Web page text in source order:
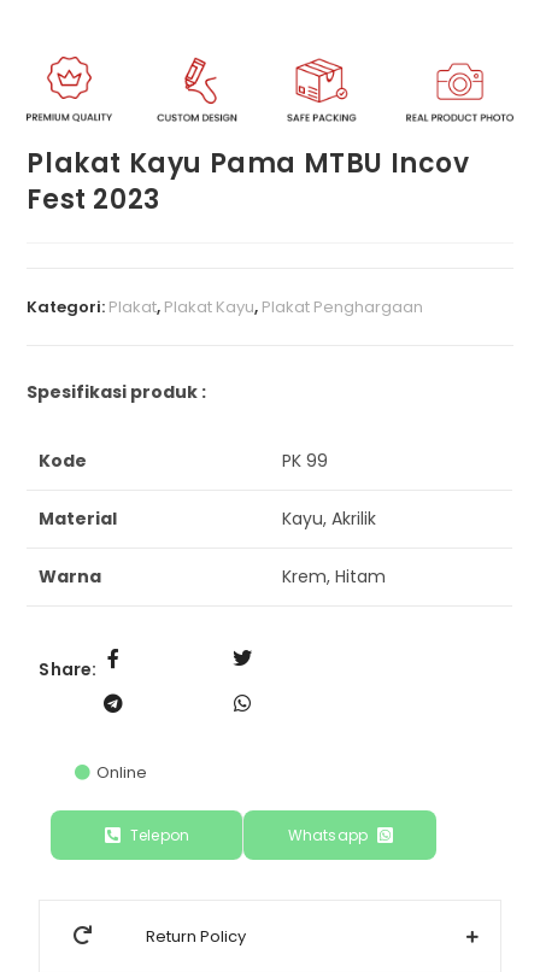
Plakat Kayu Pama MTBU Incov
Fest 2023
Kategori: Plakat, Plakat Kayu, Plakat Penghargaan
Spesifikasi produk :
Kode PK 99
Material Kayu, Akrilik
Warna Krem, Hitam
Share:
Online
Telepon Whatsapp
Return Policy